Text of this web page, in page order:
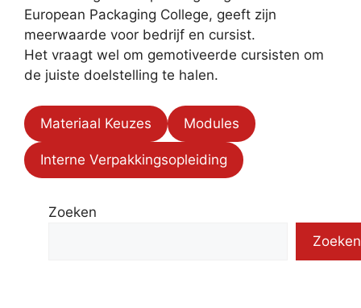
European Packaging College, geeft zijn
meerwaarde voor bedrijf en cursist.
Het vraagt wel om gemotiveerde cursisten om
de juiste doelstelling te halen.
Materiaal Keuzes Modules
Interne Verpakkingsopleiding
Zoeken
Zoeken